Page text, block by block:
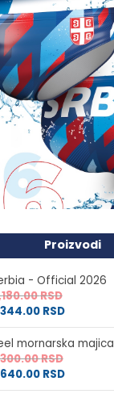
Proizvodi
- Official 2026
RSD
RSD
mornarska majica
RSD
RSD